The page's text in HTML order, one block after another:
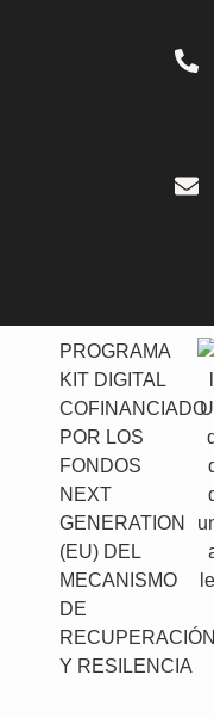
PROGRAMA
KIT DIGITAL
COFINANCIADO
POR LOS
FONDOS
NEXT
GENERATION
(EU) DEL
MECANISMO
DE
RECUPERACIÓN
Y RESILENCIA